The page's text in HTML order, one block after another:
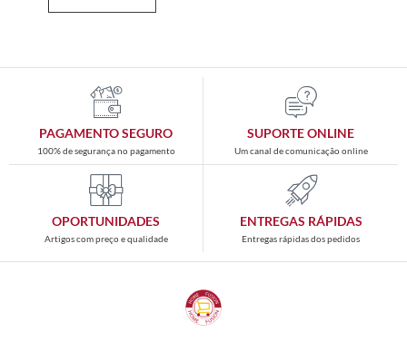
PAGAMENTO SEGURO
100% de segurança no pagamento
SUPORTE ONLINE
Um canal de comunicação online
OPORTUNIDADES
Artigos com preço e qualidade
ENTREGAS RÁPIDAS
Entregas rápidas dos pedidos